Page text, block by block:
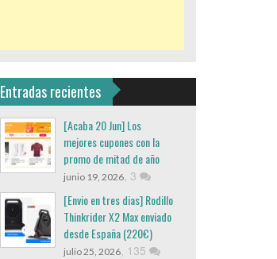
Entradas recientes
[Acaba 20 Jun] Los
mejores cupones con la
promo de mitad de año
junio 19, 2026, 3
[Envio en tres dias] Rodillo
Thinkrider X2 Max enviado
desde España (220€)
julio 25, 2026, 135